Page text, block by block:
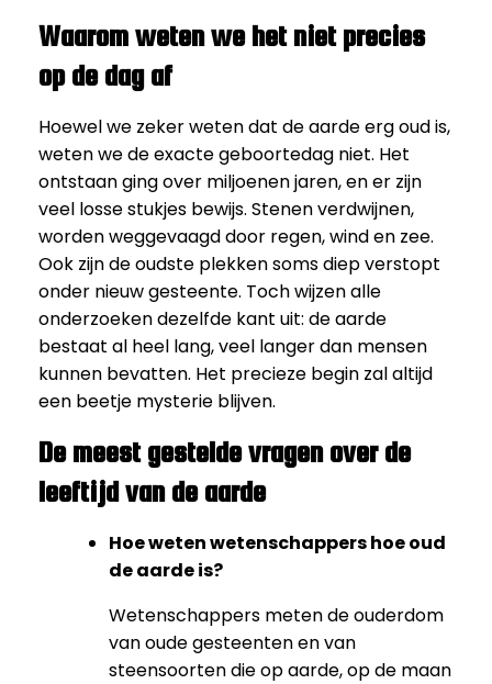
Waarom weten we het niet precies
op de dag af
Hoewel we zeker weten dat de aarde erg oud is,
weten we de exacte geboortedag niet. Het
ontstaan ging over miljoenen jaren, en er zijn
veel losse stukjes bewijs. Stenen verdwijnen,
worden weggevaagd door regen, wind en zee.
Ook zijn de oudste plekken soms diep verstopt
onder nieuw gesteente. Toch wijzen alle
onderzoeken dezelfde kant uit: de aarde
bestaat al heel lang, veel langer dan mensen
kunnen bevatten. Het precieze begin zal altijd
een beetje mysterie blijven.
De meest gestelde vragen over de
leeftijd van de aarde
Hoe weten wetenschappers hoe oud
de aarde is?
Wetenschappers meten de ouderdom
van oude gesteenten en van
steensoorten die op aarde, op de maan